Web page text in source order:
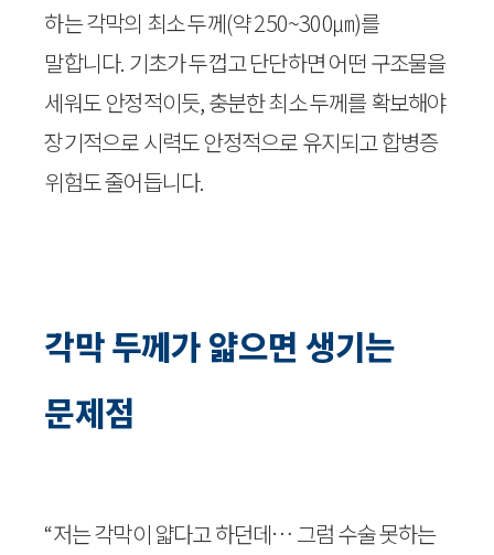
하는 각막의 최소 두께(약 250~300㎛)를
말합니다. 기초가 두껍고 단단하면 어떤 구조물을
세워도 안정적이듯, 충분한 최소 두께를 확보해야
장기적으로 시력도 안정적으로 유지되고 합병증
위험도 줄어듭니다.
각막 두께가 얇으면 생기는
문제점
“저는 각막이 얇다고 하던데… 그럼 수술 못하는